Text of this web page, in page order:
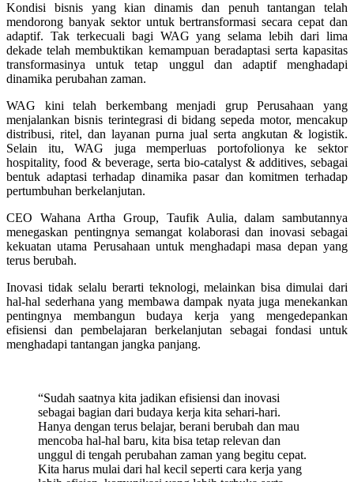
Kondisi bisnis yang kian dinamis dan penuh tantangan telah
mendorong banyak sektor untuk bertransformasi secara cepat dan
adaptif. Tak terkecuali bagi WAG yang selama lebih dari lima
dekade telah membuktikan kemampuan beradaptasi serta kapasitas
transformasinya untuk tetap unggul dan adaptif menghadapi
dinamika perubahan zaman.
WAG kini telah berkembang menjadi grup Perusahaan yang
menjalankan bisnis terintegrasi di bidang sepeda motor, mencakup
distribusi, ritel, dan layanan purna jual serta angkutan & logistik.
Selain itu, WAG juga memperluas portofolionya ke sektor
hospitality, food & beverage, serta bio-catalyst & additives, sebagai
bentuk adaptasi terhadap dinamika pasar dan komitmen terhadap
pertumbuhan berkelanjutan.
CEO Wahana Artha Group, Taufik Aulia, dalam sambutannya
menegaskan pentingnya semangat kolaborasi dan inovasi sebagai
kekuatan utama Perusahaan untuk menghadapi masa depan yang
terus berubah.
Inovasi tidak selalu berarti teknologi, melainkan bisa dimulai dari
hal-hal sederhana yang membawa dampak nyata juga menekankan
pentingnya membangun budaya kerja yang mengedepankan
efisiensi dan pembelajaran berkelanjutan sebagai fondasi untuk
menghadapi tantangan jangka panjang.
“Sudah saatnya kita jadikan efisiensi dan inovasi
sebagai bagian dari budaya kerja kita sehari-hari.
Hanya dengan terus belajar, berani berubah dan mau
mencoba hal-hal baru, kita bisa tetap relevan dan
unggul di tengah perubahan zaman yang begitu cepat.
Kita harus mulai dari hal kecil seperti cara kerja yang